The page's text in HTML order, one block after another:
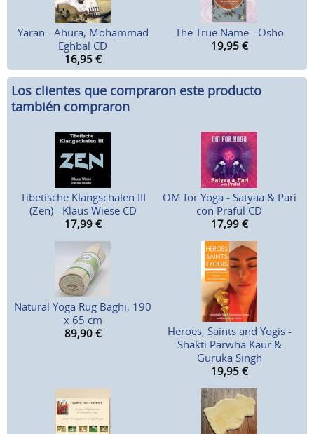
Yaran - Ahura, Mohammad
Eghbal CD
16,95 €
The True Name - Osho
19,95 €
Los clientes que compraron este producto
también compraron
Tibetische Klangschalen III
(Zen) - Klaus Wiese CD
17,99 €
OM for Yoga - Satyaa & Pari
con Praful CD
17,99 €
Natural Yoga Rug Baghi, 190
x 65 cm
89,90 €
Heroes, Saints and Yogis -
Shakti Parwha Kaur &
Guruka Singh
19,95 €